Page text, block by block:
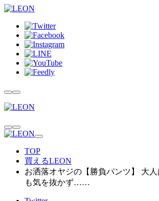
TOP
買えるLEON
お洒落オヤジの【勝負パンツ】 大
も気を抜かず……